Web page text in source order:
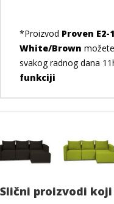
*Proizvod Proven
White/Brown
svakog radnog dana
funkciji
Slični proizvodi